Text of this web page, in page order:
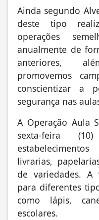
Ainda segundo
deste tipo
operações
anualmente de
anteriores,
promovemos
conscientizar a
segurança nas
A Operação Aula
sexta-feira
livrarias,
de variedades. A
para diferentes
como lápis,
escolares.